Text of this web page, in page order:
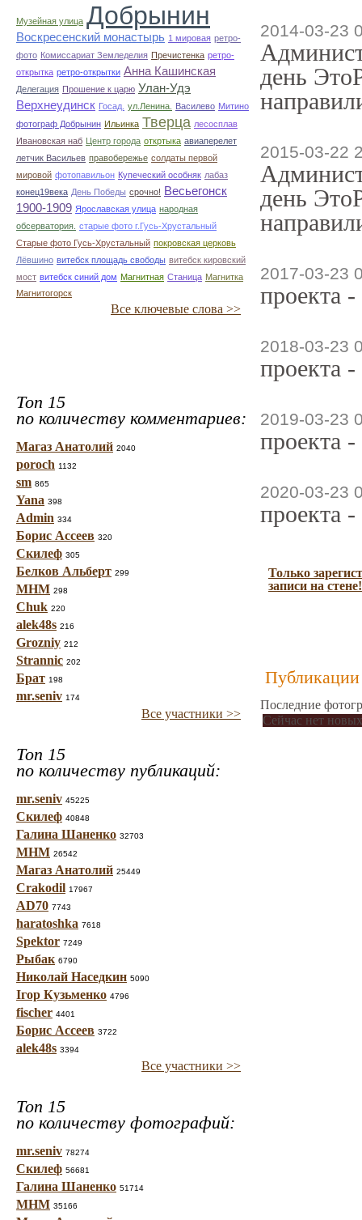
Музейная улица Добрынин
Воскресенский монастырь 1 мировая ретро-
фото Комиссариат Земледелия Пречистенка ретро-
открытка ретро-открытки Анна Кашинская
Делегация Прошение к царю Улан-Удэ
Верхнеудинск Госад. ул.Ленина. Василево Митино
фотограф Добрынин Ильинка Тверца лесосплав
Ивановская наб Центр города откртыка авиаперелет
летчик Васильев правобережье солдаты первой
мировой фотопавильон Купеческий особняк лабаз
конец19века День Победы срочно! Весьегонск
1900-1909 Ярославская улица народная
обсерватория. старые фото г.Гусь-Хрустальный
Старые фото Гусь-Хрустальный покровская церковь
Лёвшино витебск площадь свободы витебск кировский
мост витебск синий дом Магнитная Станица Магнитка
Магнитогорск
Все ключевые слова >>
Топ 15
по количеству комментариев:
Магаз Анатолий 2040
poroch 1132
sm 865
Yana 398
Admin 334
Борис Ассеев 320
Скилеф 305
Белков Альберт 299
МНМ 298
Chuk 220
alek48s 216
Grozniy 212
Strannic 202
Брат 198
mr.seniv 174
Все участники >>
Топ 15
по количеству публикаций:
mr.seniv 45225
Скилеф 40848
Галина Шаненко 32703
МНМ 26542
Магаз Анатолий 25449
Crakodil 17967
AD70 7743
haratoshka 7618
Spektor 7249
Рыбак 6790
Николай Наседкин 5090
Ігор Кузьменко 4796
fischer 4401
Борис Ассеев 3722
alek48s 3394
Все участники >>
Топ 15
по количеству фотографий:
mr.seniv 78274
Скилеф 56681
Галина Шаненко 51714
МНМ 35166
2014-03-23
день
2015-03-22
день
2017-03-23
проекта
2018-03-23
проекта
2019-03-23
проекта
2020-03-23
проекта
Только
записи на стене!
Публикации
Последние
Сейчас нет